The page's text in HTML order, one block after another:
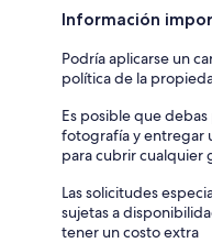
Información
Podría aplicarse un
política de la
Es posible que
fotografía y entregar
para cubrir cualquier
Las solicitudes
sujetas a
tener un costo extra